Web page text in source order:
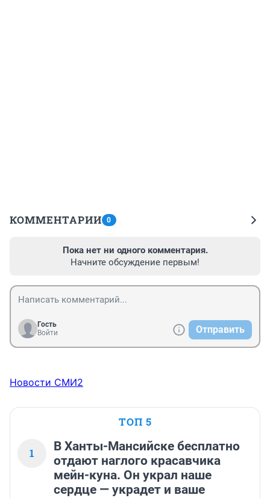
КОММЕНТАРИИ 0
Пока нет ни одного комментария.
Начните обсуждение первым!
Гость
Войти
Отправить
Новости СМИ2
ТОП 5
1
В Ханты-Мансийске бесплатно
отдают наглого красавчика
мейн-куна. Он украл наше
сердце — украдет и ваше